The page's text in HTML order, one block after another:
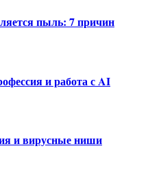
пыль: 7 причин
и работа с AI
и вирусные ниши